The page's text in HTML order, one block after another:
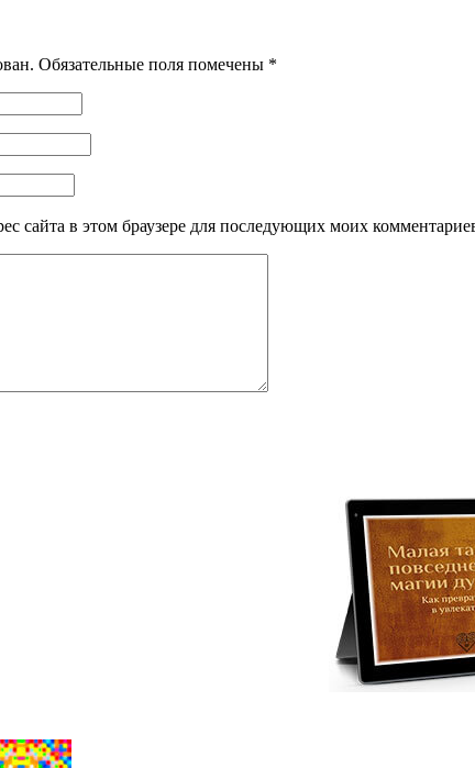
Обязательные поля помечены *
сайта в этом браузере для последующих моих